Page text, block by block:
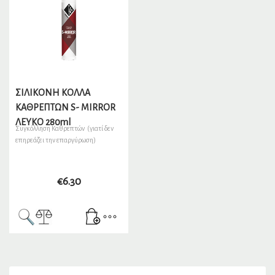
ΣΙΛΙΚΟΝΗ ΚΟΛΛΑ
ΚΑΘΡΕΠΤΩΝ S- MIRROR
ΛΕΥΚΟ 280ml
Συγκόλληση Καθρεπτών (γιατί δεν
επηρεάζει την επαργύρωση)
€6.30